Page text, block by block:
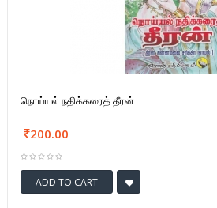
நொய்யல் நதிக்கரைத் தீரன்
200.00
ADD TO CART